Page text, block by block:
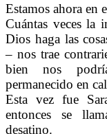
Estamos ahora en
Cuántas veces la
Dios haga las
– nos trae
bien nos
permanecido en
Esta vez fue
entonces se
desatino.